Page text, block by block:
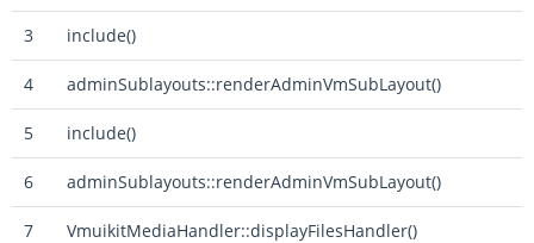
3 include()
4 adminSublayouts::renderAdminVmSubLayout()
5 include()
6 adminSublayouts::renderAdminVmSubLayout()
7 VmuikitMediaHandler::displayFilesHandler()